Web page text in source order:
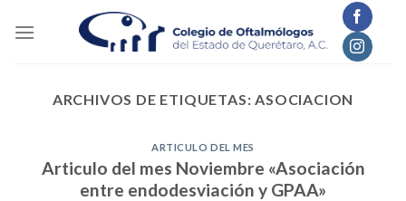
ARCHIVOS DE ETIQUETAS:ASOCIACION
ARTICULO DEL MES
Articulo del mes Noviembre «Asociación
entre endodesviación y GPAA»